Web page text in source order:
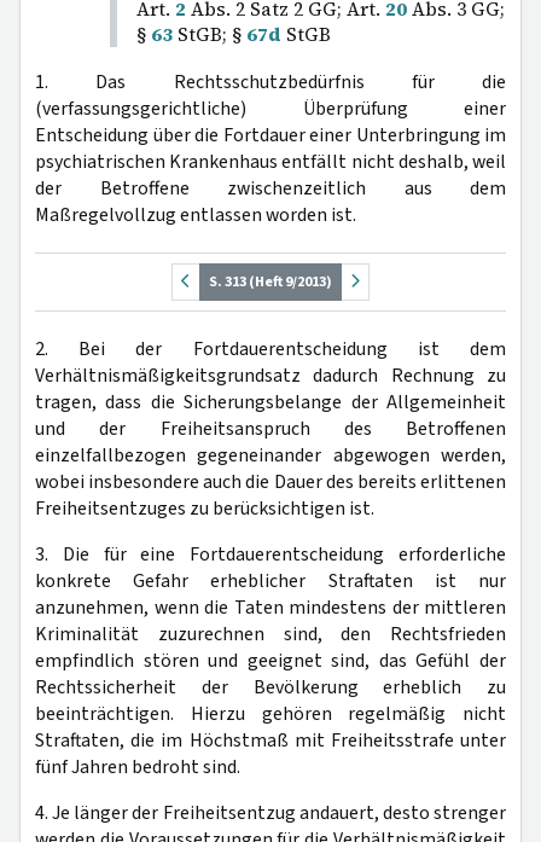
Art. 2 Abs. 2 Satz 2 GG; Art. 20Abs. 3 GG;
§ 63 StGB; § 67d StGB
1. Das Rechtsschutzbedürfnis für die
(verfassungsgerichtliche) Überprüfung einer
Entscheidung über die Fortdauer einer Unterbringung im
psychiatrischen Krankenhaus entfällt nicht deshalb, weil
der Betroffene zwischenzeitlich aus dem
Maßregelvollzug entlassen worden ist.
S. 313 (Heft 9/2013)
2. Bei der Fortdauerentscheidung ist dem
Verhältnismäßigkeitsgrundsatz dadurch Rechnung zu
tragen, dass die Sicherungsbelange der Allgemeinheit
und der Freiheitsanspruch des Betroffenen
einzelfallbezogen gegeneinander abgewogen werden,
wobei insbesondere auch die Dauer des bereits erlittenen
Freiheitsentzuges zu berücksichtigen ist.
3. Die für eine Fortdauerentscheidung erforderliche
konkrete Gefahr erheblicher Straftaten ist nur
anzunehmen, wenn die Taten mindestens der mittleren
Kriminalität zuzurechnen sind, den Rechtsfrieden
empfindlich stören und geeignet sind, das Gefühl der
Rechtssicherheit der Bevölkerung erheblich zu
beeinträchtigen. Hierzu gehören regelmäßig nicht
Straftaten, die im Höchstmaß mit Freiheitsstrafe unter
fünf Jahren bedroht sind.
4. Je länger der Freiheitsentzug andauert, desto strenger